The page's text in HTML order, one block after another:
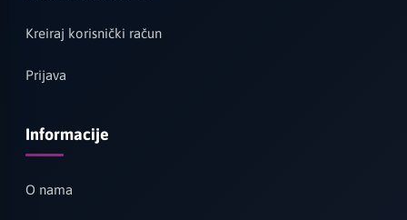
Kreiraj korisnički račun
Prijava
Informacije
O nama